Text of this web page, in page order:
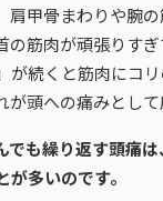
肩甲骨まわりや腕
の筋肉が頑張りす
が続くと筋肉にコ
が頭への痛みとして
でも繰り返す頭痛
多いのです。